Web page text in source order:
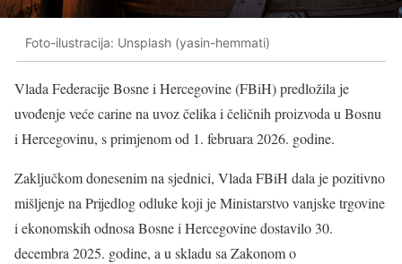
Foto-ilustracija: Unsplash (yasin-hemmati)
Vlada Federacije Bosne i Hercegovine (FBiH) predložila je
uvođenje veće carine na uvoz čelika i čeličnih proizvoda u Bosnu
i Hercegovinu, s primjenom od 1. februara 2026. godine.
Zaključkom donesenim na sjednici, Vlada FBiH dala je pozitivno
mišljenje na Prijedlog odluke koji je Ministarstvo vanjske trgovine
i ekonomskih odnosa Bosne i Hercegovine dostavilo 30.
decembra 2025. godine, a u skladu sa Zakonom o